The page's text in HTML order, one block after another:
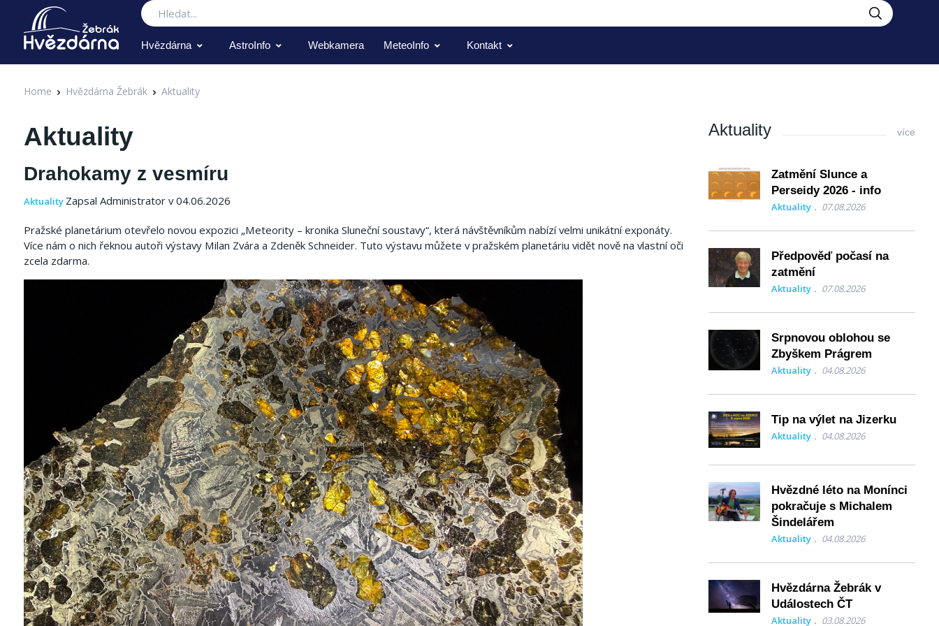
Hledat
Hvězdárna AstroInfo Webkamera MeteoInfo Kontakt
Home Hvězdárna Žebrák Aktuality
Aktuality
Drahokamy z vesmíru
Aktuality Zapsal Administrator v 04.06.2026
Pražské planetárium otevřelo novou expozici „Meteority – kronika Sluneční soustavy“, která návštěvníkům nabízí velmi unikátní exponáty.
Více nám o nich řeknou autoři výstavy Milan Zvára a Zdeněk Schneider. Tuto výstavu můžete v pražském planetáriu vidět nově na vlastní oči
zcela zdarma.
Aktuality více
Zatmění Slunce a
Perseidy 2026 - info
Aktuality 07.08.2026
Předpověď počasí na
zatmění
Aktuality 07.08.2026
Srpnovou oblohou se
Zbyškem Prágrem
Aktuality 04.08.2026
Tip na výlet na Jizerku
Aktuality 04.08.2026
Hvězdné léto na Monínci
pokračuje s Michalem
Šindelářem
Aktuality 04.08.2026
Hvězdárna Žebrák v
Událostech ČT
Aktuality 03.08.2026